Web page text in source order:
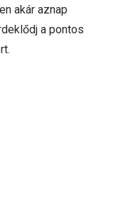
akár aznap
a pontos